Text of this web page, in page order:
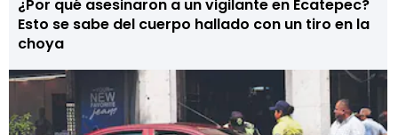
¿Por qué asesinaron a un vigilante en Ecatepec?
Esto se sabe del cuerpo hallado con un tiro en la
choya